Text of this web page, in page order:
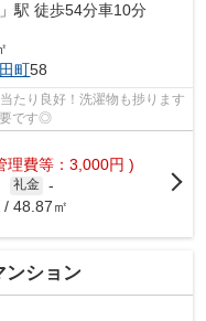
」駅 徒歩54分車10分
町58
たり良好！洗濯物も捗ります
です◎
理費等：3,000円 )
礼金 -
/ 48.87㎡
ンション